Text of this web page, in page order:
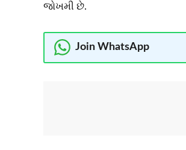
જોખમી છે.
Join WhatsApp